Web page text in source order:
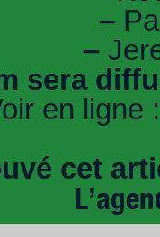
–
–
sera
en ligne
cet